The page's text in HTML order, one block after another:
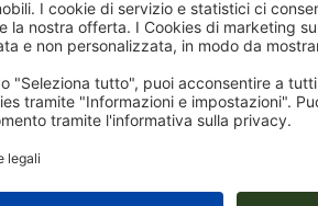
Avvisi sui dati per la stampa
Formato dei dati(incl. 2 mm refilo): 5,6 x
Formato